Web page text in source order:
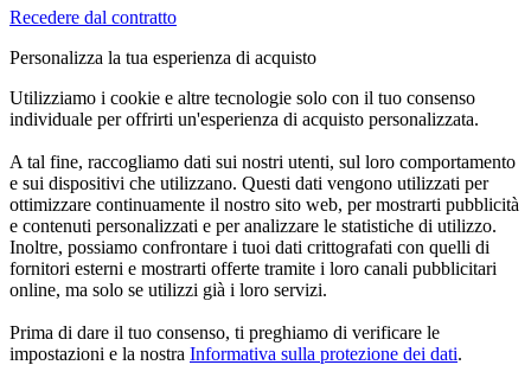
Recedere dal contratto
Personalizza la tua esperienza di acquisto
Utilizziamo i cookie e altre tecnologie solo con il tuo consenso
individuale per offrirti un'esperienza di acquisto personalizzata.
A tal fine, raccogliamo dati sui nostri utenti, sul loro comportamento
e sui dispositivi che utilizzano. Questi dati vengono utilizzati per
ottimizzare continuamente il nostro sito web, per mostrarti pubblicità
e contenuti personalizzati e per analizzare le statistiche di utilizzo.
Inoltre, possiamo confrontare i tuoi dati crittografati con quelli di
fornitori esterni e mostrarti offerte tramite i loro canali pubblicitari
online, ma solo se utilizzi già i loro servizi.
Prima di dare il tuo consenso, ti preghiamo di verificare le
impostazioni e la nostra Informativa sulla protezione dei dati.